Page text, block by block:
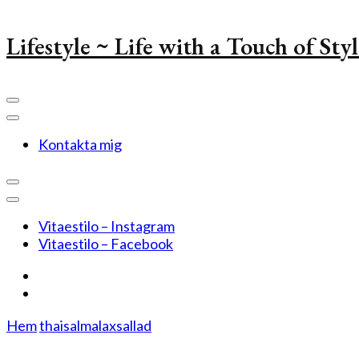
Lifestyle ~ Life with a Touch of
Kontakta mig
Vitaestilo – Instagram
Vitaestilo – Facebook
Hemthaisalmalaxsallad